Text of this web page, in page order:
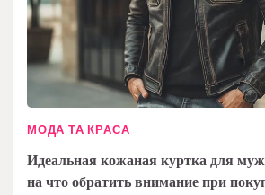
МОДА ТА КРАСА
Идеальная кожаная куртка для
на что обратить внимание при